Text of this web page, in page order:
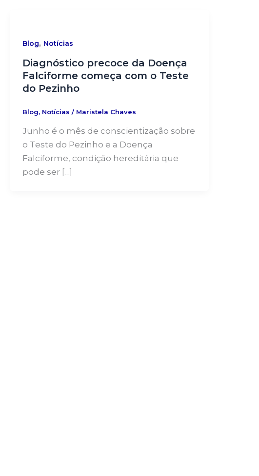
conteúdo
Blog, Notícias
Diagnóstico precoce da Doença
Falciforme começa com o Teste
do Pezinho
Blog, Notícias / Maristela Chaves
Junho é o mês de conscientização sobre
o Teste do Pezinho e a Doença
Falciforme, condição hereditária que
pode ser […]